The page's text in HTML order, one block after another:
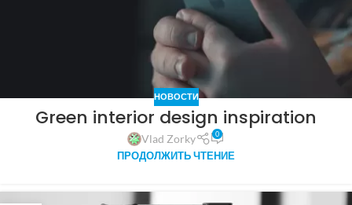
НОВОСТИ
Green interior design inspiration
Vlad Zorky 0
ПРОДОЛЖИТЬ ЧТЕНИЕ